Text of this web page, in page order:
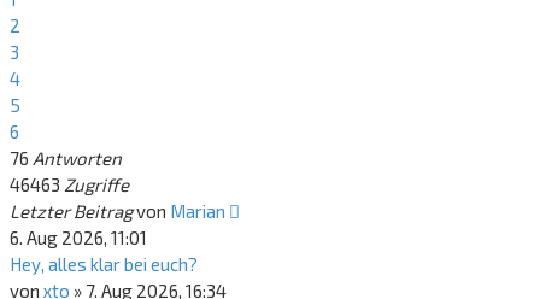
2
3
4
5
6
76 Antworten
46463 Zugriffe
Letzter Beitragvon Marian
6. Aug 2026, 11:01
Hey, alles klar bei euch?
von xto » 7. Aug 2026, 16:34